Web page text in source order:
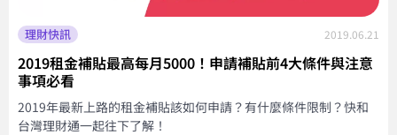
理財快訊 2019.06.21
2019租金補貼最高每月5000！申請補貼前4大條件與注意
事項必看
2019年最新上路的租金補貼該如何申請？有什麼條件限制？快和
台灣理財通一起往下了解！